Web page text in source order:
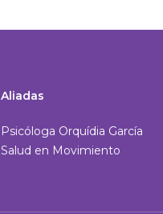
Aliadas
Psicóloga Orquídia García
Salud en Movimiento